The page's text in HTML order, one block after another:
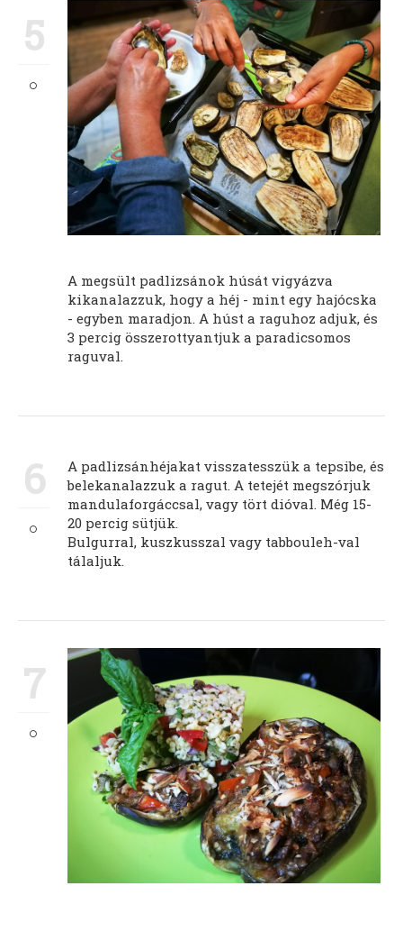
5
A megsült padlizsánok húsát vigyázva
kikanalazzuk, hogy a héj - mint egy hajócska
- egyben maradjon. A húst a raguhoz adjuk, és
3 percig összerottyantjuk a paradicsomos
raguval.
6
A padlizsánhéjakat visszatesszük a tepsibe, és
belekanalazzuk a ragut. A tetejét megszórjuk
mandulaforgáccsal, vagy tört dióval. Még 15-
20 percig sütjük.
Bulgurral, kuszkusszal vagy tabbouleh-val
tálaljuk.
7